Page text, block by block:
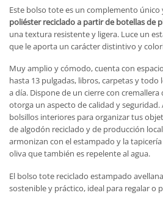
Este bolso tote es un complemento único
poliéster reciclado a partir de botellas de
una textura resistente y ligera. Luce un
que le aporta un carácter distintivo y
Muy amplio y cómodo, cuenta con
hasta 13 pulgadas, libros, carpetas y
a día. Dispone de un cierre con
otorga un aspecto de calidad y
bolsillos interiores para organizar tus
de algodón reciclado y de producción
armonizan con el estampado y la
oliva que también es repelente al agua.
El bolso tote reciclado estampado
sostenible y práctico, ideal para regalar o